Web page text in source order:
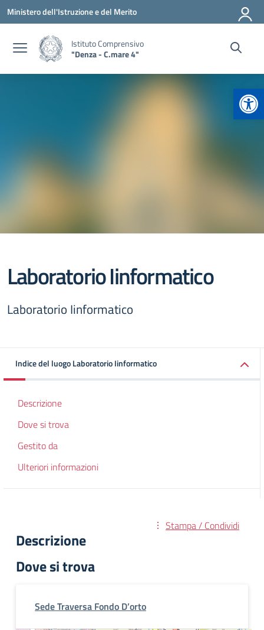
Vai ai contenuti
Vai al menu di navigazione
Vai al footer
Ministero dell'Istruzione e del Merito
Istituto Comprensivo
"Denza - C.mare 4"
Laboratorio Iinformatico
Laboratorio Iinformatico
Indice del luogo Laboratorio Iinformatico
Descrizione
Dove si trova
Gestito da
Ulteriori informazioni
Stampa / Condividi
Descrizione
Dove si trova
Sede Traversa Fondo D’orto